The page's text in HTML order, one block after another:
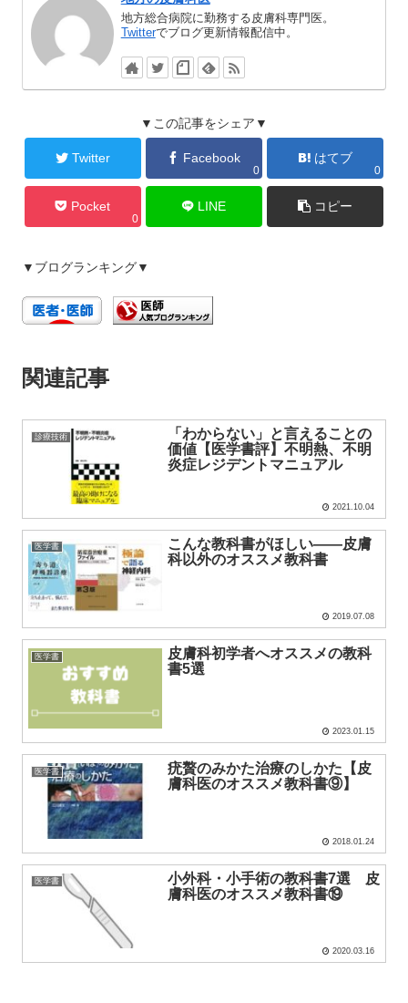
地方総合病院に勤務する皮膚科専門医。
Twitterでブログ更新情報配信中。
▼この記事をシェア▼
Twitter Facebook
0
はてブ
0
Pocket
0
LINE コピー
▼ブログランキング▼
関連記事
診療技術
「わからない」と言えることの
価値【医学書評】不明熱、不明
炎症レジデントマニュアル
2021.10.04
医学書
こんな教科書がほしい――皮膚
科以外のオススメ教科書
2019.07.08
医学書
皮膚科初学者へオススメの教科
書5選
2023.01.15
医学書
疣贅のみかた治療のしかた【皮
膚科医のオススメ教科書⑨】
2018.01.24
医学書
小外科・小手術の教科書7選 皮
膚科医のオススメ教科書⑲
2020.03.16